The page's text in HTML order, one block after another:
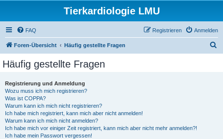
Tierkardiologie LMU
FAQ Anmelden
Registrieren
Foren-Übersicht Häufig gestellte Fragen
Häufig gestellte Fragen
Registrierung und Anmeldung
Wozu muss ich mich registrieren?
Was ist COPPA?
Warum kann ich mich nicht registrieren?
Ich habe mich registriert, kann mich aber nicht anmelden!
Warum kann ich mich nicht anmelden?
Ich habe mich vor einiger Zeit registriert, kann mich aber nicht mehr anmelden?!
Ich habe mein Passwort vergessen!